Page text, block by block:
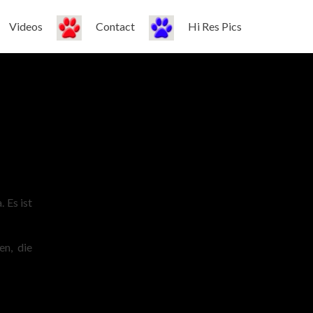
Videos Contact Hi Res Pics
Es ist
die